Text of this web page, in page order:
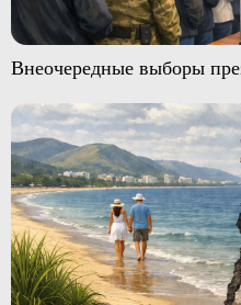
Внеочередные выборы